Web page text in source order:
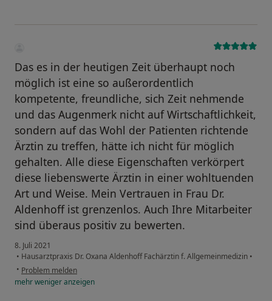
Das es in der heutigen Zeit überhaupt noch
möglich ist eine so außerordentlich
kompetente, freundliche, sich Zeit nehmende
und das Augenmerk nicht auf Wirtschaftlichkeit,
sondern auf das Wohl der Patienten richtende
Ärztin zu treffen, hätte ich nicht für möglich
gehalten. Alle diese Eigenschaften verkörpert
diese liebenswerte Ärztin in einer wohltuenden
Art und Weise. Mein Vertrauen in Frau Dr.
Aldenhoff ist grenzenlos. Auch Ihre Mitarbeiter
sind überaus positiv zu bewerten.
8. Juli 2021
• Hausarztpraxis Dr. Oxana Aldenhoff Fachärztin f. Allgemeinmedizin •
• Problem melden
mehrwenigeranzeigen